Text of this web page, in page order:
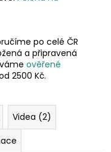
po celé ČR
a připravená
ověřené
2500 Kč.
Videa (2)